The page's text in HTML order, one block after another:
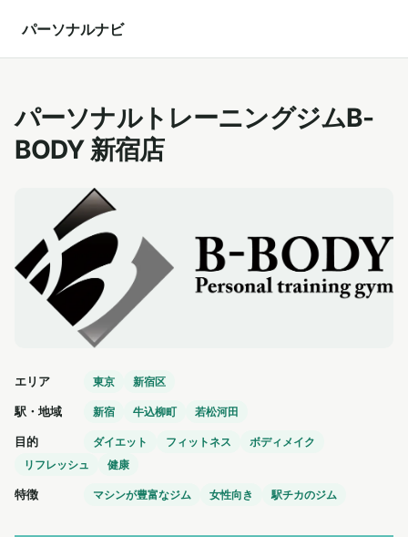
パーソナルナビ
パーソナルトレーニングジムB-
BODY 新宿店
エリア 東京 新宿区
駅・地域 新宿 牛込柳町 若松河田
目的 ダイエット フィットネス
ボディメイク
リフレッシュ
健康
特徴 マシンが豊富なジム 女性向き 駅チカのジム